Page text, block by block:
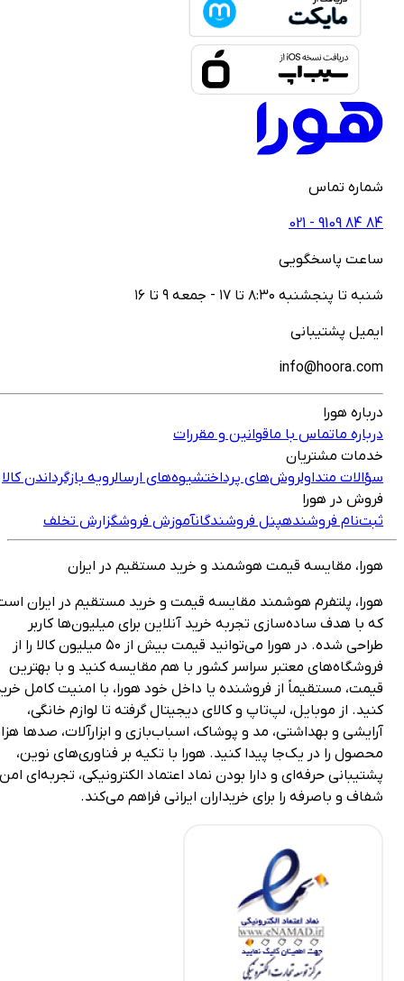
تماس
021 - ‎9109‎ ‎84‎
پاسخگویی
تا پنجشنبه ۸:۳۰ تا ۱۷ - جمعه ۹ تا ۱۶
پشتیبانی
هورا
ماتماس با ماقوانین و مقررات
مشتریان
متداولروش‌های پرداختشیوه‌های ارسالرویه بازگرداندن کالا
در هورا
فروشندهپنل فروشندگانآموزش فروشگزارش تخلف
مقایسه قیمت هوشمند و خرید مستقیم در ایران
پلتفرم هوشمند مقایسه قیمت و خرید مستقیم در ایران است
با هدف ساده‌سازی تجربه خرید آنلاین برای میلیون‌ها کاربر
طراحی شده. در هورا می‌توانید قیمت بیش از ۵۰ میلیون کالا را از
معتبر سراسر کشور با هم مقایسه کنید و با بهترین
مستقیماً از فروشنده یا داخل خود هورا، با امنیت کامل خرید
از موبایل، لپ‌تاپ و کالای دیجیتال گرفته تا لوازم خانگی،
و بهداشتی، مد و پوشاک، اسباب‌بازی و ابزارآلات، صدها هزار
را در یک‌جا پیدا کنید. هورا با تکیه بر فناوری‌های نوین،
حرفه‌ای و دارا بودن نماد اعتماد الکترونیکی، تجربه‌ای امن،
و باصرفه را برای خریداران ایرانی فراهم می‌کند.